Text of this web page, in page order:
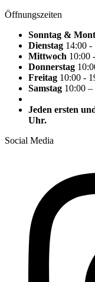
Öffnungszeiten
Sonntag &
Dienstag 14:00 -
Mittwoch 10:00
Donnerstag
Freitag 10:00 -
Samstag 10:00
Jeden ersten
Uhr.
Social Media